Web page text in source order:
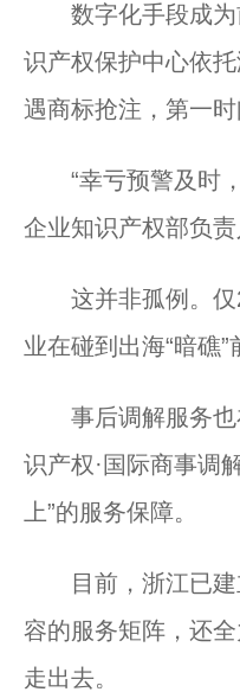
数字化手段成为
识产权保护中心依
遇商标抢注，第一
“幸亏预警及时，
企业知识产权部负责
这并非孤例。仅
业在碰到出海“暗礁”
事后调解服务也
识产权·国际商事调
上”的服务保障。
目前，浙江已建
容的服务矩阵，还
走出去。